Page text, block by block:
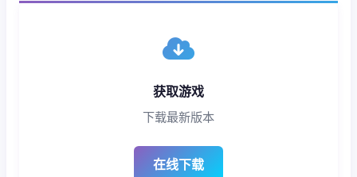
获取游戏
下载最新版本
在线下载